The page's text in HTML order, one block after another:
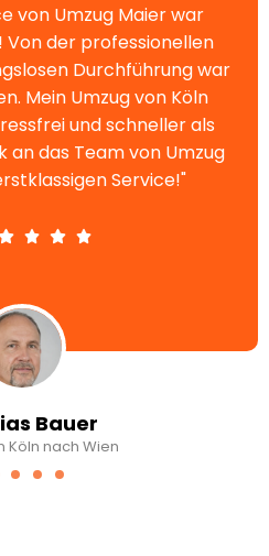
Bauer
Köln nach Wien
von Umzug Maier war
der professionellen
Durchführung war
Mein Umzug von Köln
und schneller als
an das Team von Umzug
Service!"